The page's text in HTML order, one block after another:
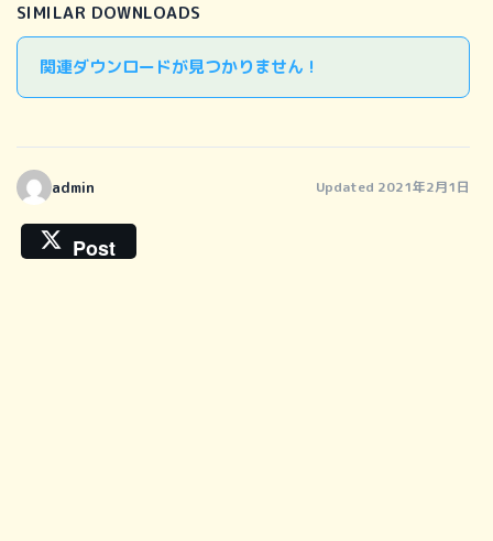
SIMILAR DOWNLOADS
関連ダウンロードが見つかりません !
admin Updated 2021年2月1日
Post